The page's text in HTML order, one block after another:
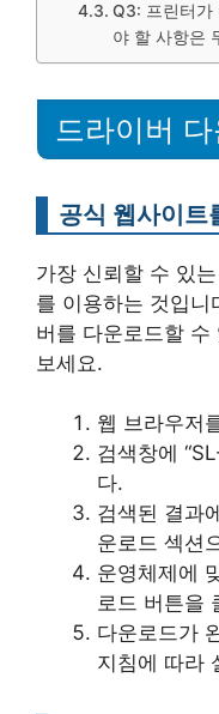
Q3: 프린터가
야 할 사항은
드라이버
공식 웹사이트
가장 신뢰할 수 있
를 이용하는 것입니
버를 다운로드할 수
보세요.
웹 브라우저
검색창에
다.
검색된 결과
운로드 섹션
운영체제에
로드 버튼을
다운로드가
지침에 따라